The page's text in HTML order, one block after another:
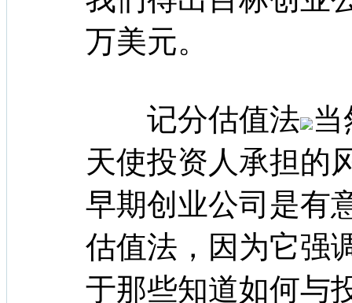
万美元。
记分估值法
天使投资人承担的
早期创业公司是有
估值法，因为它强
于那些知道如何与